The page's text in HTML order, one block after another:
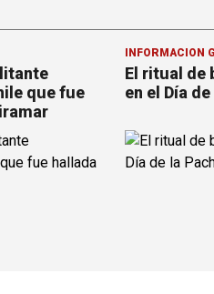
que fue
INFORMACION
El ritual de
en el Día